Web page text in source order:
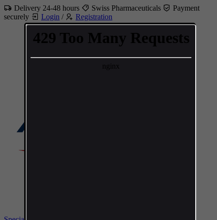
Delivery 24-48 hours Swiss Pharmaceuticals
Payment
securely
Login / Registration